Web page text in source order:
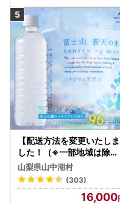
【配送方法を変更いたしま
した！（※一部地域は除く
）】＜ラベルレス＞富士山
蒼天の水 500ml×96本（４
ケース）YC001
山梨県山中湖村
(303)
16,000